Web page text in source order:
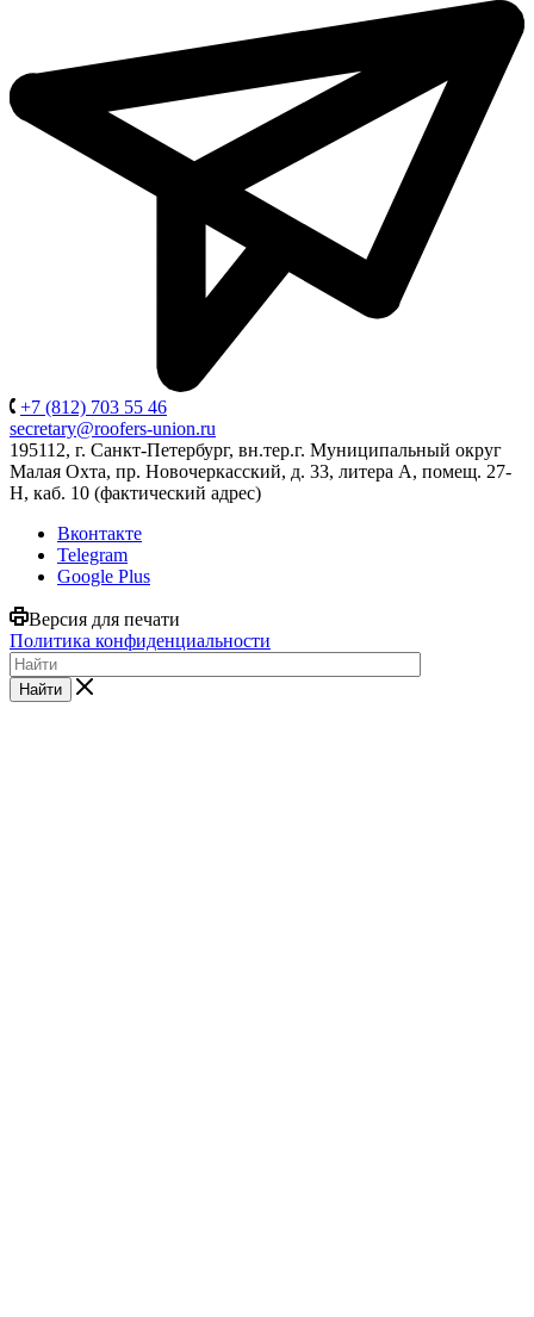
+7 (812) 703 55 46
secretary@roofers-union.ru
195112, г. Санкт-Петербург, вн.тер.г. Муниципальный округ
Малая Охта, пр. Новочеркасский, д. 33, литера А, помещ. 27-
Н, каб. 10 (фактический адрес)
Вконтакте
Telegram
Google Plus
Версия для печати
Политика конфиденциальности
Найти